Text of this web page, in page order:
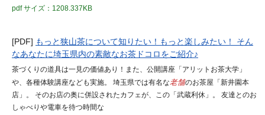
pdfサイズ：1208.337KB
[PDF] もっと狭山茶について知りたい！もっと楽しみたい！ そん
なあなたに埼玉県内の素敵なお茶ドコロをご紹介♪
茶づくりの道具は一見の価値あり！また、公開講座「アリットお茶大学」
や、各種体験講座なども実施。 埼玉県では有名な老舗のお茶屋「新井園本
店」。 そのお店の奥に併設されたカフェが、この「武蔵利休」。 友達とのお
しゃべりや電車を待つ時間な